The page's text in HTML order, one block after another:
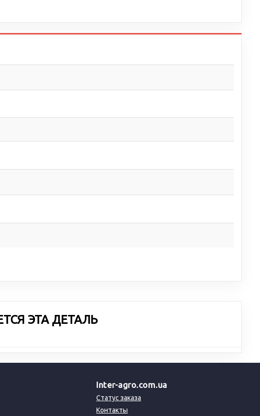
ЭТА ДЕТАЛЬ
Inter-agro.com.ua
Статус заказа
Контакты